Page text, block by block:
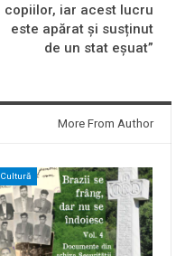
copiilor, iar acest lucru
este apărat și susținut
de un stat eșuat”
More From Author
Cultură